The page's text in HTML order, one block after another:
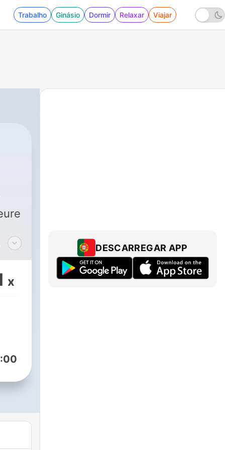
Trabalho Ginásio Dormir Relaxar Viajar
x
DESCARREGAR APP